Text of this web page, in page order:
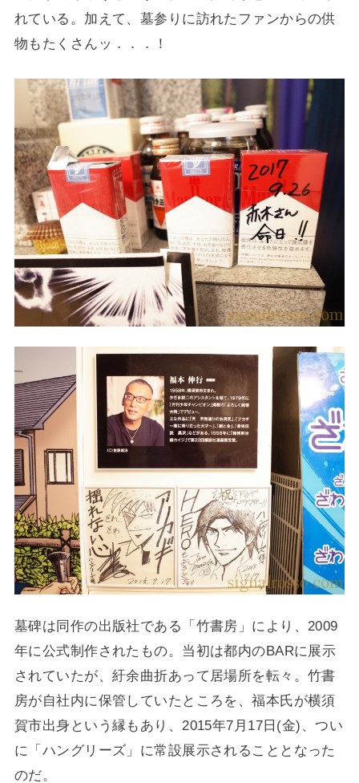
れている。加えて、墓参りに訪れたファンからの供
物もたくさんッ．．．！
墓碑は同作の出版社である「竹書房」により、2009
年に公式制作されたもの。当初は都内のBARに展示
されていたが、紆余曲折あって居場所を転々。竹書
房が自社内に保管していたところを、福本氏が横須
賀市出身という縁もあり、2015年7月17日(金)、つい
に「ハングリーズ」に常設展示されることとなった
のだ。